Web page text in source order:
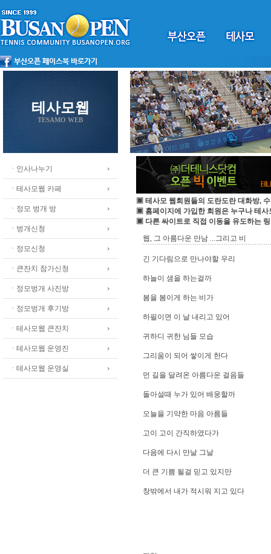
테사모웹
TESAMO WEB
ㆍ인사나누기
ㆍ테사모웹 카페
ㆍ정모 벙개 방
ㆍ벙개신청
ㆍ정모신청
ㆍ큰잔치 참가신청
ㆍ정모벙개 사진방
ㆍ정모벙개 후기방
ㆍ테사모웹 큰잔치
ㆍ테사모웹 운영진
ㆍ테사모웹 운영실
▣ 테사모 웹회원들의 도란도란 대화방,
▣ 홈페이지에 가입한 회원은 누구나 테사
▣ 다른 싸이트로 직접 이동을 유도하는
웹, 그 아름다운 만남 ...그리고 비
긴 기다림으로 만나야할 우리
하늘이 샘을 하는걸까
봄을 봄이게 하는 비가
하필이면 이 날 내리고 있어
귀하디 귀한 님들 모습
그리움이 되어 쌓이게 한다
먼 길을 달려온 아름다운 걸음들
돌아설때 누가 있어 배웅할까
오늘을 기약한 마음 아름들
고이 고이 간직하였다가
다음에 다시 만날 그날
더 큰 기쁨 될걸 믿고 있지만
창밖에서 내가 적시워 지고 있다